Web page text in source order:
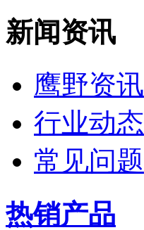
新闻资讯
鹰野资讯
行业动态
常见问题
热销产品